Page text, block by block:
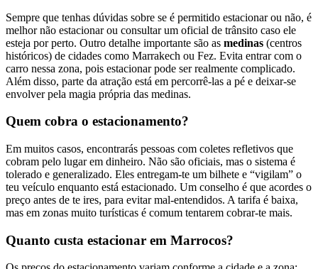
Sempre que tenhas dúvidas sobre se é permitido estacionar ou não, é
melhor não estacionar ou consultar um oficial de trânsito caso ele
esteja por perto. Outro detalhe importante são as medinas (centros
históricos) de cidades como Marrakech ou Fez. Evita entrar com o
carro nessa zona, pois estacionar pode ser realmente complicado.
Além disso, parte da atração está em percorrê-las a pé e deixar-se
envolver pela magia própria das medinas.
Quem cobra o estacionamento?
Em muitos casos, encontrarás pessoas com coletes refletivos que
cobram pelo lugar em dinheiro. Não são oficiais, mas o sistema é
tolerado e generalizado. Eles entregam-te um bilhete e “vigilam” o
teu veículo enquanto está estacionado. Um conselho é que acordes o
preço antes de te ires, para evitar mal-entendidos. A tarifa é baixa,
mas em zonas muito turísticas é comum tentarem cobrar-te mais.
Quanto custa estacionar em Marrocos?